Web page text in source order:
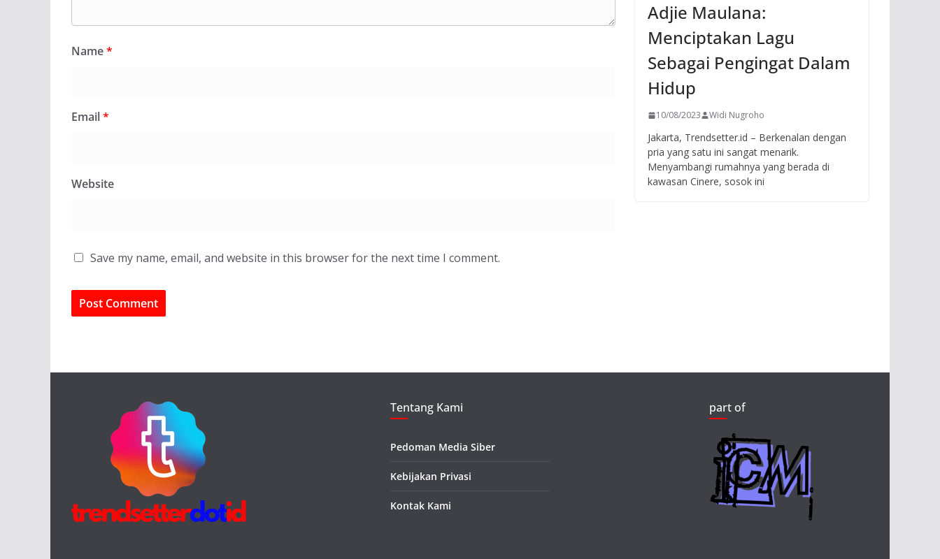
Name*
Email*
Website
Save my name, email, and website in this browser for the next time I comment.
Adjie Maulana:
Menciptakan Lagu
Sebagai Pengingat Dalam
Hidup
10/08/2023 Widi Nugroho
Jakarta, Trendsetter.id – Berkenalan dengan
pria yang satu ini sangat menarik.
Menyambangi rumahnya yang berada di
kawasan Cinere, sosok ini
Tentang Kami
Pedoman Media Siber
Kebijakan Privasi
Kontak Kami
part of